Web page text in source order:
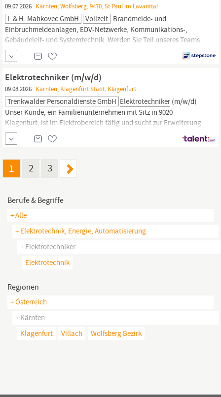
09.07.2026 Kärnten, Wolfsberg, 9470, St Paul im Lavanttal
I. & H. Mahkovec GmbH Vollzeit Brandmelde- und
Einbruchmeldeanlagen, EDV-Netzwerke, Kommunikations-,
Gebäudeleit- und Systemtechnik. Werden Sie Teil unseres Teams
alsElektrotechniker/in,
Elektro- und Gebäudetechnik wahlweise
an einem unserer Standorte in St. Paul, Klagenfurt oder Graz
Gebäudeinstallationen aller Art (Einkaufszentren, Pflegeheime,
Krankenhäuser, Bürogebäude,...
Elektrotechniker (m/w/d)
09.08.2026 Kärnten, Klagenfurt Stadt, Klagenfurt
Trenkwalder Personaldienste GmbH Elektrotechniker(m/w/d)
Unser Kunde, ein Familienunternehmen mit Sitz in 9020
Klagenfurt, ist im Elektrobereich tätig und sucht zur Erweiterung
seines Teams einen
Eintritt. Ihre Aufgaben Zuständig für Elektroinstallationen
Messungen und...
1 2 3
Berufe & Begriffe
+ Alle
+ Elektrotechnik, Energie, Automatisierung
+ Elektrotechniker
Elektrotechnik
Regionen
+ Österreich
+ Kärnten
Klagenfurt
Villach Wolfsberg Bezirk